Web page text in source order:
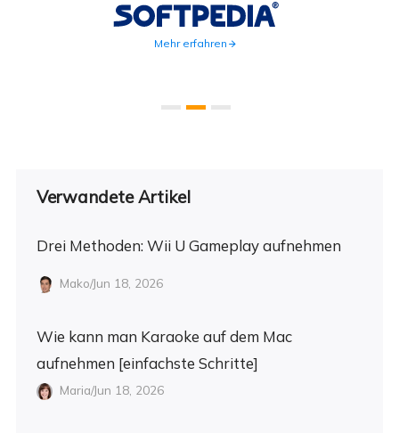
Mehr erfahren
Verwandete Artikel
Drei Methoden: Wii U Gameplay aufnehmen
Mako/Jun 18, 2026
Wie kann man Karaoke auf dem Mac
aufnehmen [einfachste Schritte]
Maria/Jun 18, 2026